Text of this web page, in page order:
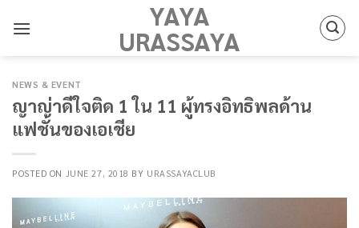
YAYA
URASSAYA
NEWS & EVENT
ญาญ่าดีใจติด 1 ใน 11 ผู้ทรงอิทธิพลด้าน
แฟชั่นของเอเชีย
POSTED ON JUNE 27, 2018 BY URASSAYACLUB